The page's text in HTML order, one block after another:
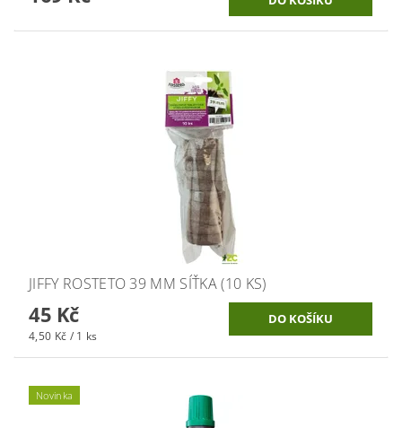
JIFFY ROSTETO 39 MM SÍŤKA (10 KS)
45 Kč
4,50 Kč / 1 ks
Novinka